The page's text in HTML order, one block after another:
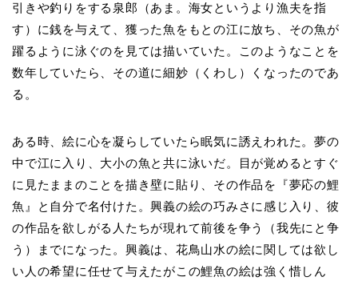
引きや釣りをする泉郎（あま。海女というより漁夫を指
す）に銭を与えて、獲った魚をもとの江に放ち、その魚が
躍るように泳ぐのを見ては描いていた。このようなことを
数年していたら、その道に細妙（くわし）くなったのであ
る。
ある時、絵に心を凝らしていたら眠気に誘えわれた。夢の
中で江に入り、大小の魚と共に泳いだ。目が覚めるとすぐ
に見たままのことを描き壁に貼り、その作品を『夢応の鯉
魚』と自分で名付けた。興義の絵の巧みさに感じ入り、彼
の作品を欲しがる人たちが現れて前後を争う（我先にと争
う）までになった。興義は、花鳥山水の絵に関しては欲し
い人の希望に任せて与えたがこの鯉魚の絵は強く惜しん